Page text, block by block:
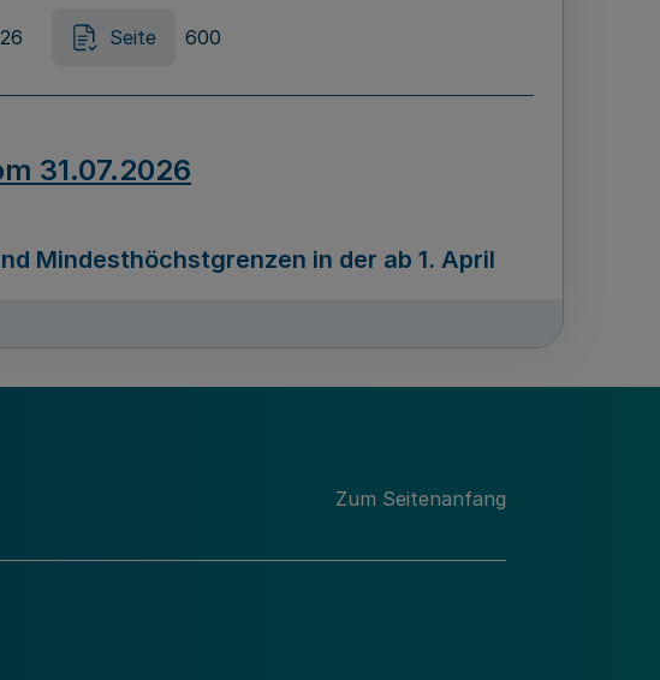
Seite 600
31.07.2026
Mindesthöchstgrenzen in der ab 1. April
Förderprogramms „Mittelstand Innovativ &
Zum Seitenanfang